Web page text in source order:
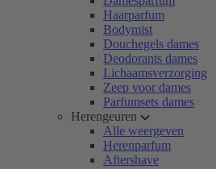
Haarparfum
Bodymist
Douchegels dames
Deodorants dames
Lichaamsverzorging
Zeep voor dames
Parfumsets dames
Herengeuren
Alle weergeven
Herenparfum
Aftershave